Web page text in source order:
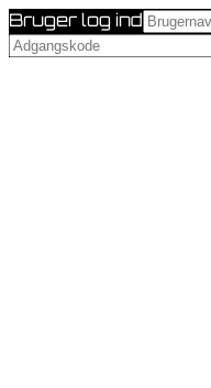
Bruger log ind